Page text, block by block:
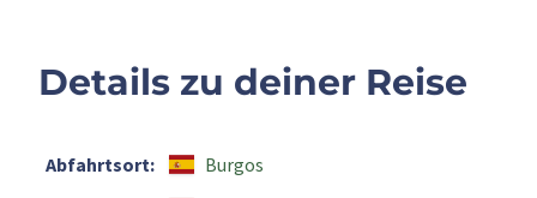
Details zu deiner Reise
Abfahrtsort:
Burgos